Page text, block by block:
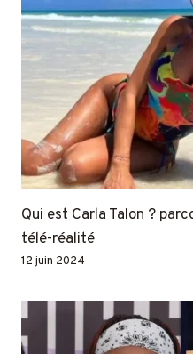
Qui est Carla Talon ?
télé-réalité
12 juin 2024